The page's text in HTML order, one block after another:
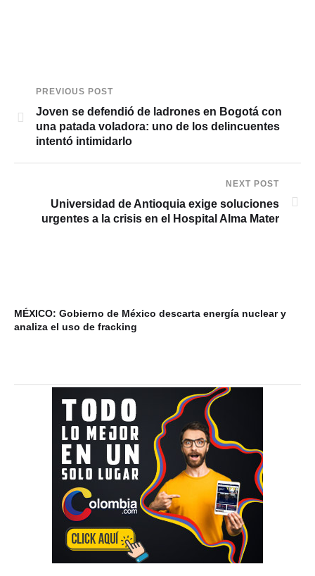
PREVIOUS POST
Joven se defendió de ladrones en Bogotá con
una patada voladora: uno de los delincuentes
intentó intimidarlo
NEXT POST
Universidad de Antioquia exige soluciones
urgentes a la crisis en el Hospital Alma Mater
MÉXICO: Gobierno de México descarta energía nuclear y
analiza el uso de fracking